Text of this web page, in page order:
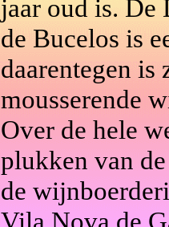
jaar oud is.
de Bucelos is
daarentegen is
mousserende
Over de hele
plukken van
de
Vila Nova de